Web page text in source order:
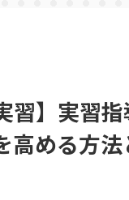
習】実習
高める方法